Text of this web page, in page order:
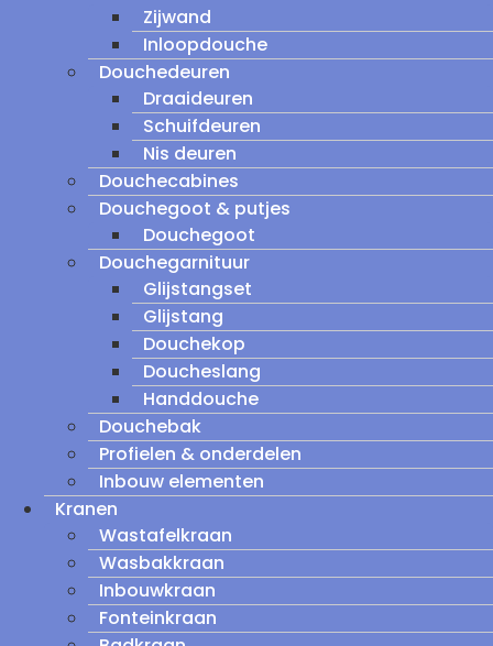
Zijwand
Inloopdouche
Douchedeuren
Draaideuren
Schuifdeuren
Nis deuren
Douchecabines
Douchegoot & putjes
Douchegoot
Douchegarnituur
Glijstangset
Glijstang
Douchekop
Doucheslang
Handdouche
Douchebak
Profielen & onderdelen
Inbouw elementen
Kranen
Wastafelkraan
Wasbakkraan
Inbouwkraan
Fonteinkraan